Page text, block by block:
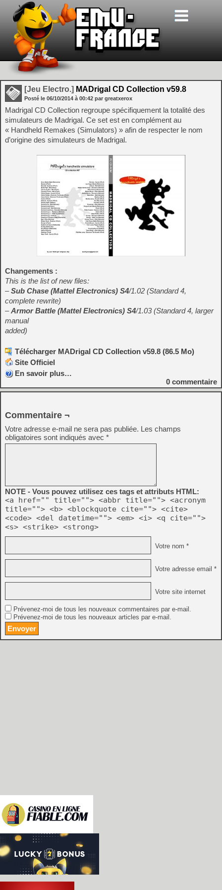
[Jeu Electro.] MADrigal CD Collection v59.8
Posté le 06/10/2014 à 00:42 par greatxerox
Madrigal CD Collection regroupe spécifiquement la totalité des
simulateurs de Madrigal. Ce set est en complément au
« Handheld Remakes (Simulators) » afin de respecter le nom
d’origine des simulateurs de Madrigal.
Changements :
This is the list of new files:
–Sub Chase (Mattel Electronics) S4/1.02 (Standard 4,
complete rewrite)
–Armor Battle (Mattel Electronics) S4/1.03 (Standard 4, larger
manual
added)
Télécharger MADrigal CD Collection v59.8 (86.5 Mo)
Site Officiel
En savoir plus…
0 commentaire
Commentaire ¬
Votre adresse e-mail ne sera pas publiée. Les champs
obligatoires sont indiqués avec *
NOTE - Vous pouvez utilisez ces tags et attributs HTML:
<a href="" title=""> <abbr title=""> <acronym
title=""> <b> <blockquote cite=""> <cite>
<code> <del datetime=""> <em> <i> <q cite="">
<s> <strike> <strong>
Votre nom *
Votre adresse email *
Votre site internet
Prévenez-moi de tous les nouveaux commentaires par e-mail.
Prévenez-moi de tous les nouveaux articles par e-mail.